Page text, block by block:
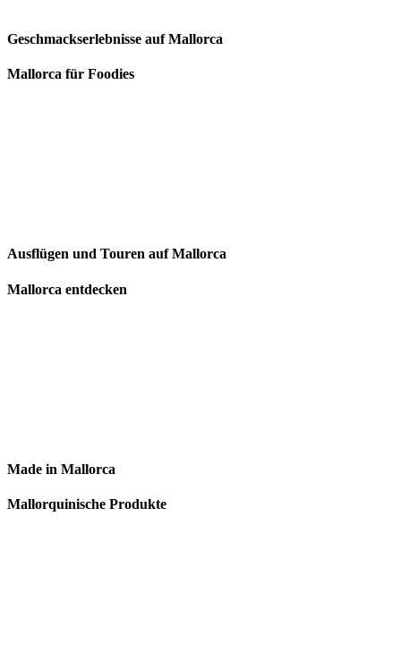
Geschmackserlebnisse auf Mallorca
Mallorca für Foodies
Ausflügen und Touren auf Mallorca
Mallorca entdecken
Made in Mallorca
Mallorquinische Produkte